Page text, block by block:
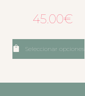
45.00€
Seleccionar opciones